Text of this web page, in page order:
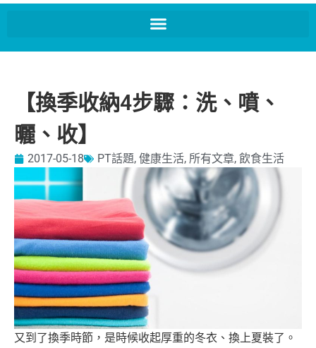
【換季收納4步驟：洗、噴、
曬、收】
2017-05-18 PT話題, 健康生活, 所有文章, 飲食生活
又到了換季時節，是時候收起厚重的冬衣、換上夏裝了。